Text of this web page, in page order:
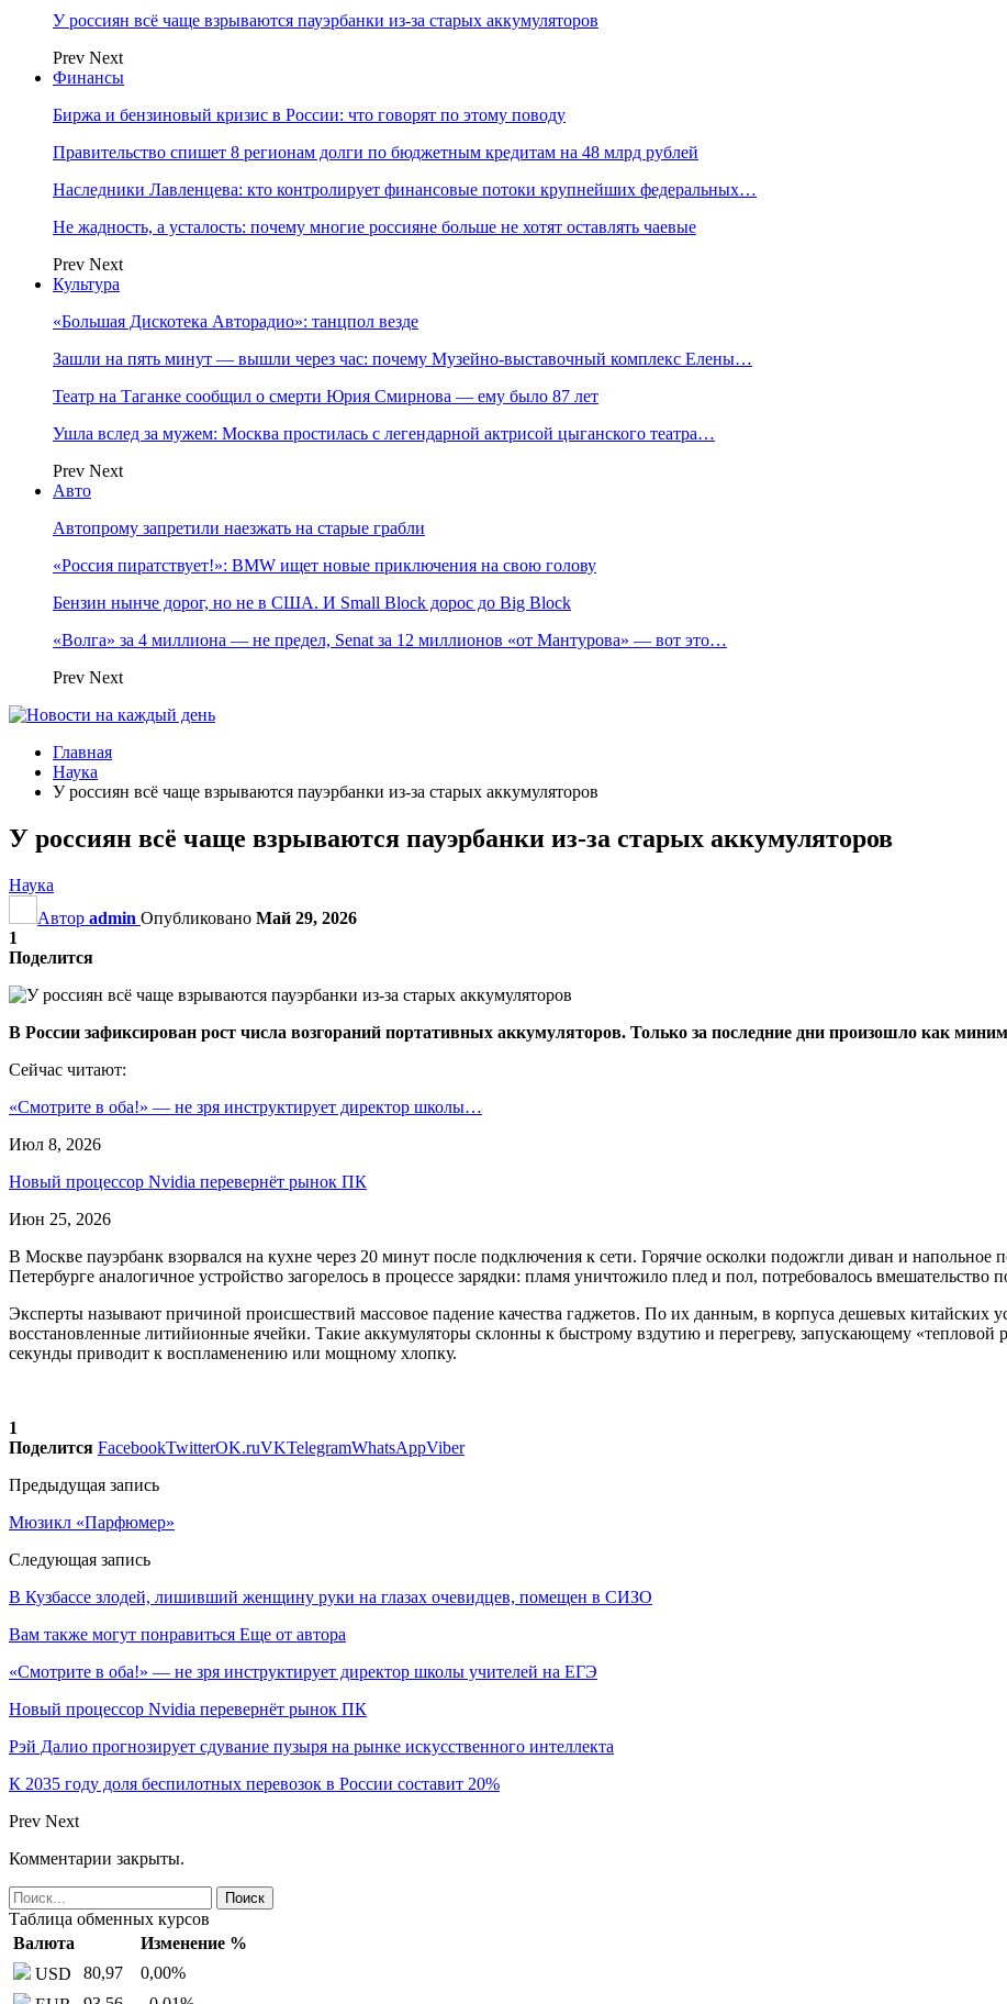
У россиян всё чаще взрываются пауэрбанки из-за старых аккумуляторов
Prev Next
Финансы
Биржа и бензиновый кризис в России: что говорят по этому поводу
Правительство спишет 8 регионам долги по бюджетным кредитам на 48 млрд рублей
Наследники Лавленцева: кто контролирует финансовые потоки крупнейших федеральных…
Не жадность, а усталость: почему многие россияне больше не хотят оставлять чаевые
Prev Next
Культура
«Большая Дискотека Авторадио»: танцпол везде
Зашли на пять минут — вышли через час: почему Музейно-выставочный комплекс Елены…
Театр на Таганке сообщил о смерти Юрия Смирнова — ему было 87 лет
Ушла вслед за мужем: Москва простилась с легендарной актрисой цыганского театра…
Prev Next
Авто
Автопрому запретили наезжать на старые грабли
«Россия пиратствует!»: BMW ищет новые приключения на свою голову
Бензин нынче дорог, но не в США. И Small Block дорос до Big Block
«Волга» за 4 миллиона — не предел, Senat за 12 миллионов «от Мантурова» — вот это…
Prev Next
Главная
Наука
У россиян всё чаще взрываются пауэрбанки из-за старых аккумуляторов
У россиян всё чаще взрываются пауэрбанки из-за старых аккумуляторов
Наука
Автор admin Опубликовано Май 29, 2026
1
Поделится
В России зафиксирован рост числа возгораний портативных аккумуляторов. Только за последние дни произошло как
Сейчас читают:
«Смотрите в оба!» — не зря инструктирует директор школы…
Июл 8, 2026
Новый процессор Nvidia перевернёт рынок ПК
Июн 25, 2026
В Москве пауэрбанк взорвался на кухне через 20 минут после подключения к сети. Горячие осколки подожгли диван и
Петербурге аналогичное устройство загорелось в процессе зарядки: пламя уничтожило плед и пол, потребовалось вмешательство
Эксперты называют причиной происшествий массовое падение качества гаджетов. По их данным, в корпуса дешевых китайских
восстановленные литийионные ячейки. Такие аккумуляторы склонны к быстрому вздутию и перегреву, запускающему
секунды приводит к воспламенению или мощному хлопку.
1
Поделится FacebookTwitterOK.ruVKTelegramWhatsAppViber
Предыдущая запись
Мюзикл «Парфюмер»
Следующая запись
В Кузбассе злодей, лишивший женщину руки на глазах очевидцев, помещен в СИЗО
Вам также могут понравиться Еще от автора
«Смотрите в оба!» — не зря инструктирует директор школы учителей на ЕГЭ
Новый процессор Nvidia перевернёт рынок ПК
Рэй Далио прогнозирует сдувание пузыря на рынке искусственного интеллекта
К 2035 году доля беспилотных перевозок в России составит 20%
Prev Next
Комментарии закрыты.
Таблица обменных курсов
Валюта
Изменение %
USD
80,97 0,00%